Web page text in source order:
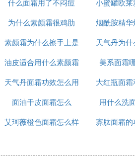
的水分，降低水分外流，具备比
以及祛痘的作用。关于寡肽的
我们的肌肤更加纯粹和有效的呵
适合敏感肌的肤质，解决各种敏
的，因此我们在使用产品时要先
什么面霜用了不闷痘
小蜜罐欧
为什么素颜霜很鸡肋
烟酰胺精
怎
素颜霜为什么擦手上是
白渣
天气丹为
面
油皮适合用什么素颜霜
和气垫
美系面霜
天气丹面霜功效怎么用
大红瓶面
个
面油干皮面霜怎么
用什么洗
艾珂薇橙色面霜怎么样
寡肽面霜